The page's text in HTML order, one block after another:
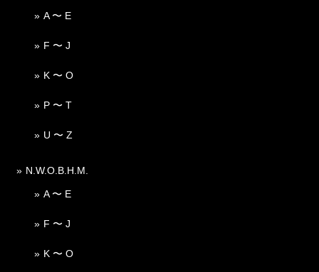
A 〜 E
F 〜 J
K 〜 O
P 〜 T
U 〜 Z
N.W.O.B.H.M.
A 〜 E
F 〜 J
K 〜 O